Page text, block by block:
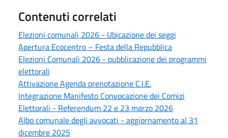
Contenuti correlati
Elezioni comunali 2026 - Ubicazione dei seggi
Apertura Ecocentro – Festa della Repubblica
Elezioni Comunali 2026 - pubblicazione dei programmi
elettorali
Attivazione Agenda prenotazione C.I.E.
Integrazione Manifesto Convocazione dei Comizi
Elettorali - Referendum 22 e 23 marzo 2026
Albo comunale degli avvocati - aggiornamento al 31
dicembre 2025